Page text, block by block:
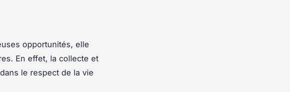
opportunités, elle
En effet, la collecte et
le respect de la vie